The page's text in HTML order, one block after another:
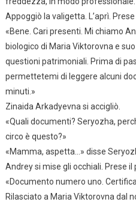
Appoggiò la valigetta. L’aprì.
«Bene. Cari presenti. Mi chiamo
biologico di Maria Viktorovna e
questioni patrimoniali. Prima di
permettetemi di leggere alcuni
minuti.»
Zinaida Arkadyevna si accigliò.
«Quali documenti? Seryozha,
circo è questo?»
«Mamma, aspetta…» disse
Andrey si mise gli occhiali. Prese il
«Documento numero uno.
Rilasciato a Maria Viktorovna dal